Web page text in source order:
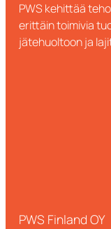
PWS kehittää
erittäin toimivia
jätehuoltoon ja
PWS Finland OY